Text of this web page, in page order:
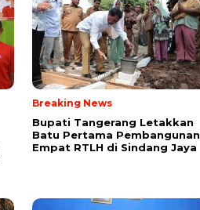
Breaking News
Bupati Tangerang Letakkan
Batu Pertama Pembangunan
Empat RTLH di Sindang Jaya